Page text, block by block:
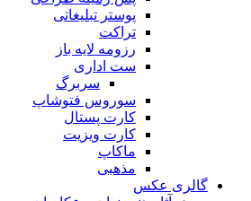
پوستر تبلیغاتی
تراکت
رزومه لایه باز
ست اداری
سربرگ
سوروس فتوشاپ
کارت پستال
کارت ویزیت
ماکاپ
مذهبی
گالری عکس